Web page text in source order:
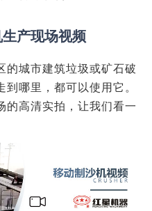
产现场视频
的城市建筑垃圾或矿石破
哪里，都可以使用它。
的高清实拍，让我们看一